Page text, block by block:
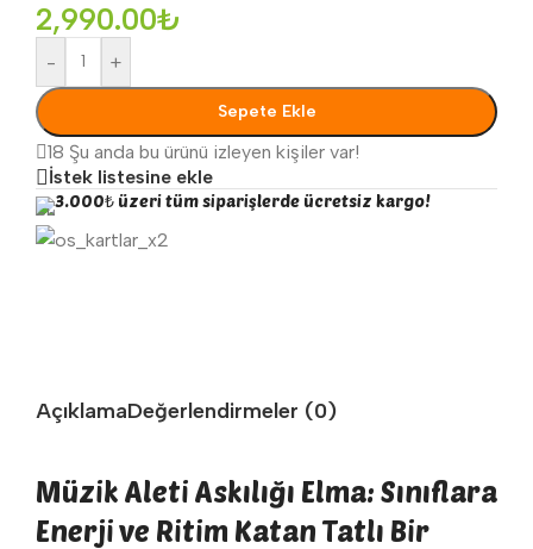
2,990.00₺
- +
Sepete Ekle
18 Şu anda bu ürünü izleyen kişiler var!
İstek listesine ekle
3.000₺ üzeri tüm siparişlerde ücretsiz kargo!
AçıklamaDeğerlendirmeler (0)
Müzik Aleti Askılığı Elma: Sınıflara
Enerji ve Ritim Katan Tatlı Bir